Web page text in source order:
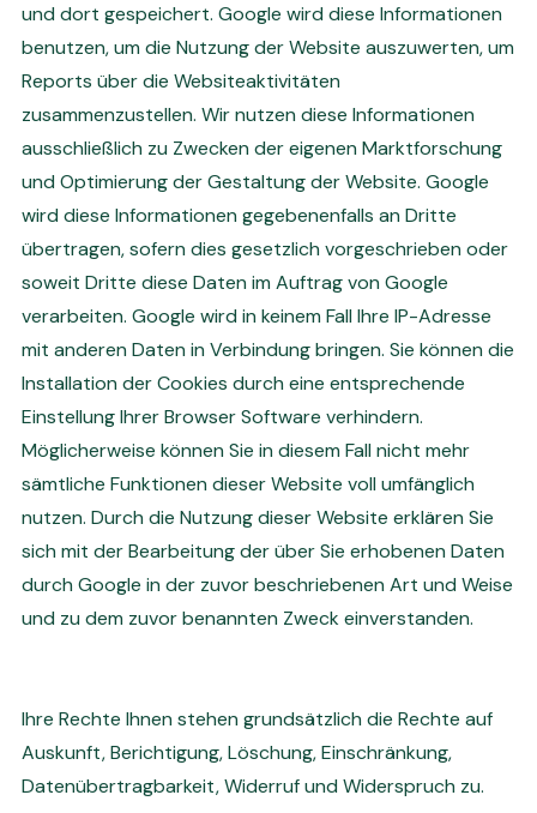
und dort gespeichert. Google wird diese Informationen
benutzen, um die Nutzung der Website auszuwerten, um
Reports über die Websiteaktivitäten
zusammenzustellen. Wir nutzen diese Informationen
ausschließlich zu Zwecken der eigenen Marktforschung
und Optimierung der Gestaltung der Website. Google
wird diese Informationen gegebenenfalls an Dritte
übertragen, sofern dies gesetzlich vorgeschrieben oder
soweit Dritte diese Daten im Auftrag von Google
verarbeiten. Google wird in keinem Fall Ihre IP-Adresse
mit anderen Daten in Verbindung bringen. Sie können die
Installation der Cookies durch eine entsprechende
Einstellung Ihrer Browser Software verhindern.
Möglicherweise können Sie in diesem Fall nicht mehr
sämtliche Funktionen dieser Website voll umfänglich
nutzen. Durch die Nutzung dieser Website erklären Sie
sich mit der Bearbeitung der über Sie erhobenen Daten
durch Google in der zuvor beschriebenen Art und Weise
und zu dem zuvor benannten Zweck einverstanden.
Ihre Rechte Ihnen stehen grundsätzlich die Rechte auf
Auskunft, Berichtigung, Löschung, Einschränkung,
Datenübertragbarkeit, Widerruf und Widerspruch zu.